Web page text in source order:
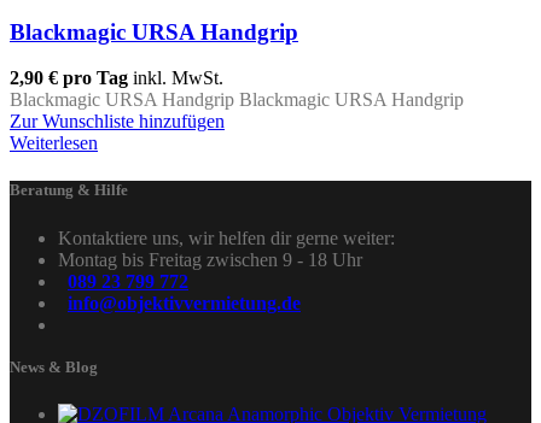
Blackmagic URSA Handgrip
2,90 € pro Tag inkl. MwSt.
Blackmagic URSA Handgrip Blackmagic URSA Handgrip
Zur Wunschliste hinzufügen
Weiterlesen
Beratung & Hilfe
Kontaktiere uns, wir helfen dir gerne weiter:
Montag bis Freitag zwischen 9 - 18 Uhr
089 23 799 772
info@objektivvermietung.de
News & Blog